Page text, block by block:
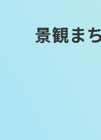
景観ま